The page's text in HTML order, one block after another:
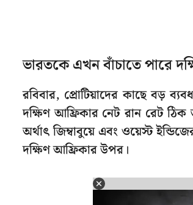
ভারতকে এখন বাঁচাতে পারে
রবিবার, প্রোটিয়াদের কাছে বড়
দক্ষিণ আফ্রিকার নেট রান রেট
অর্থাৎ জিম্বাবুয়ে এবং ওয়েস্ট
দক্ষিণ আফ্রিকার উপর।